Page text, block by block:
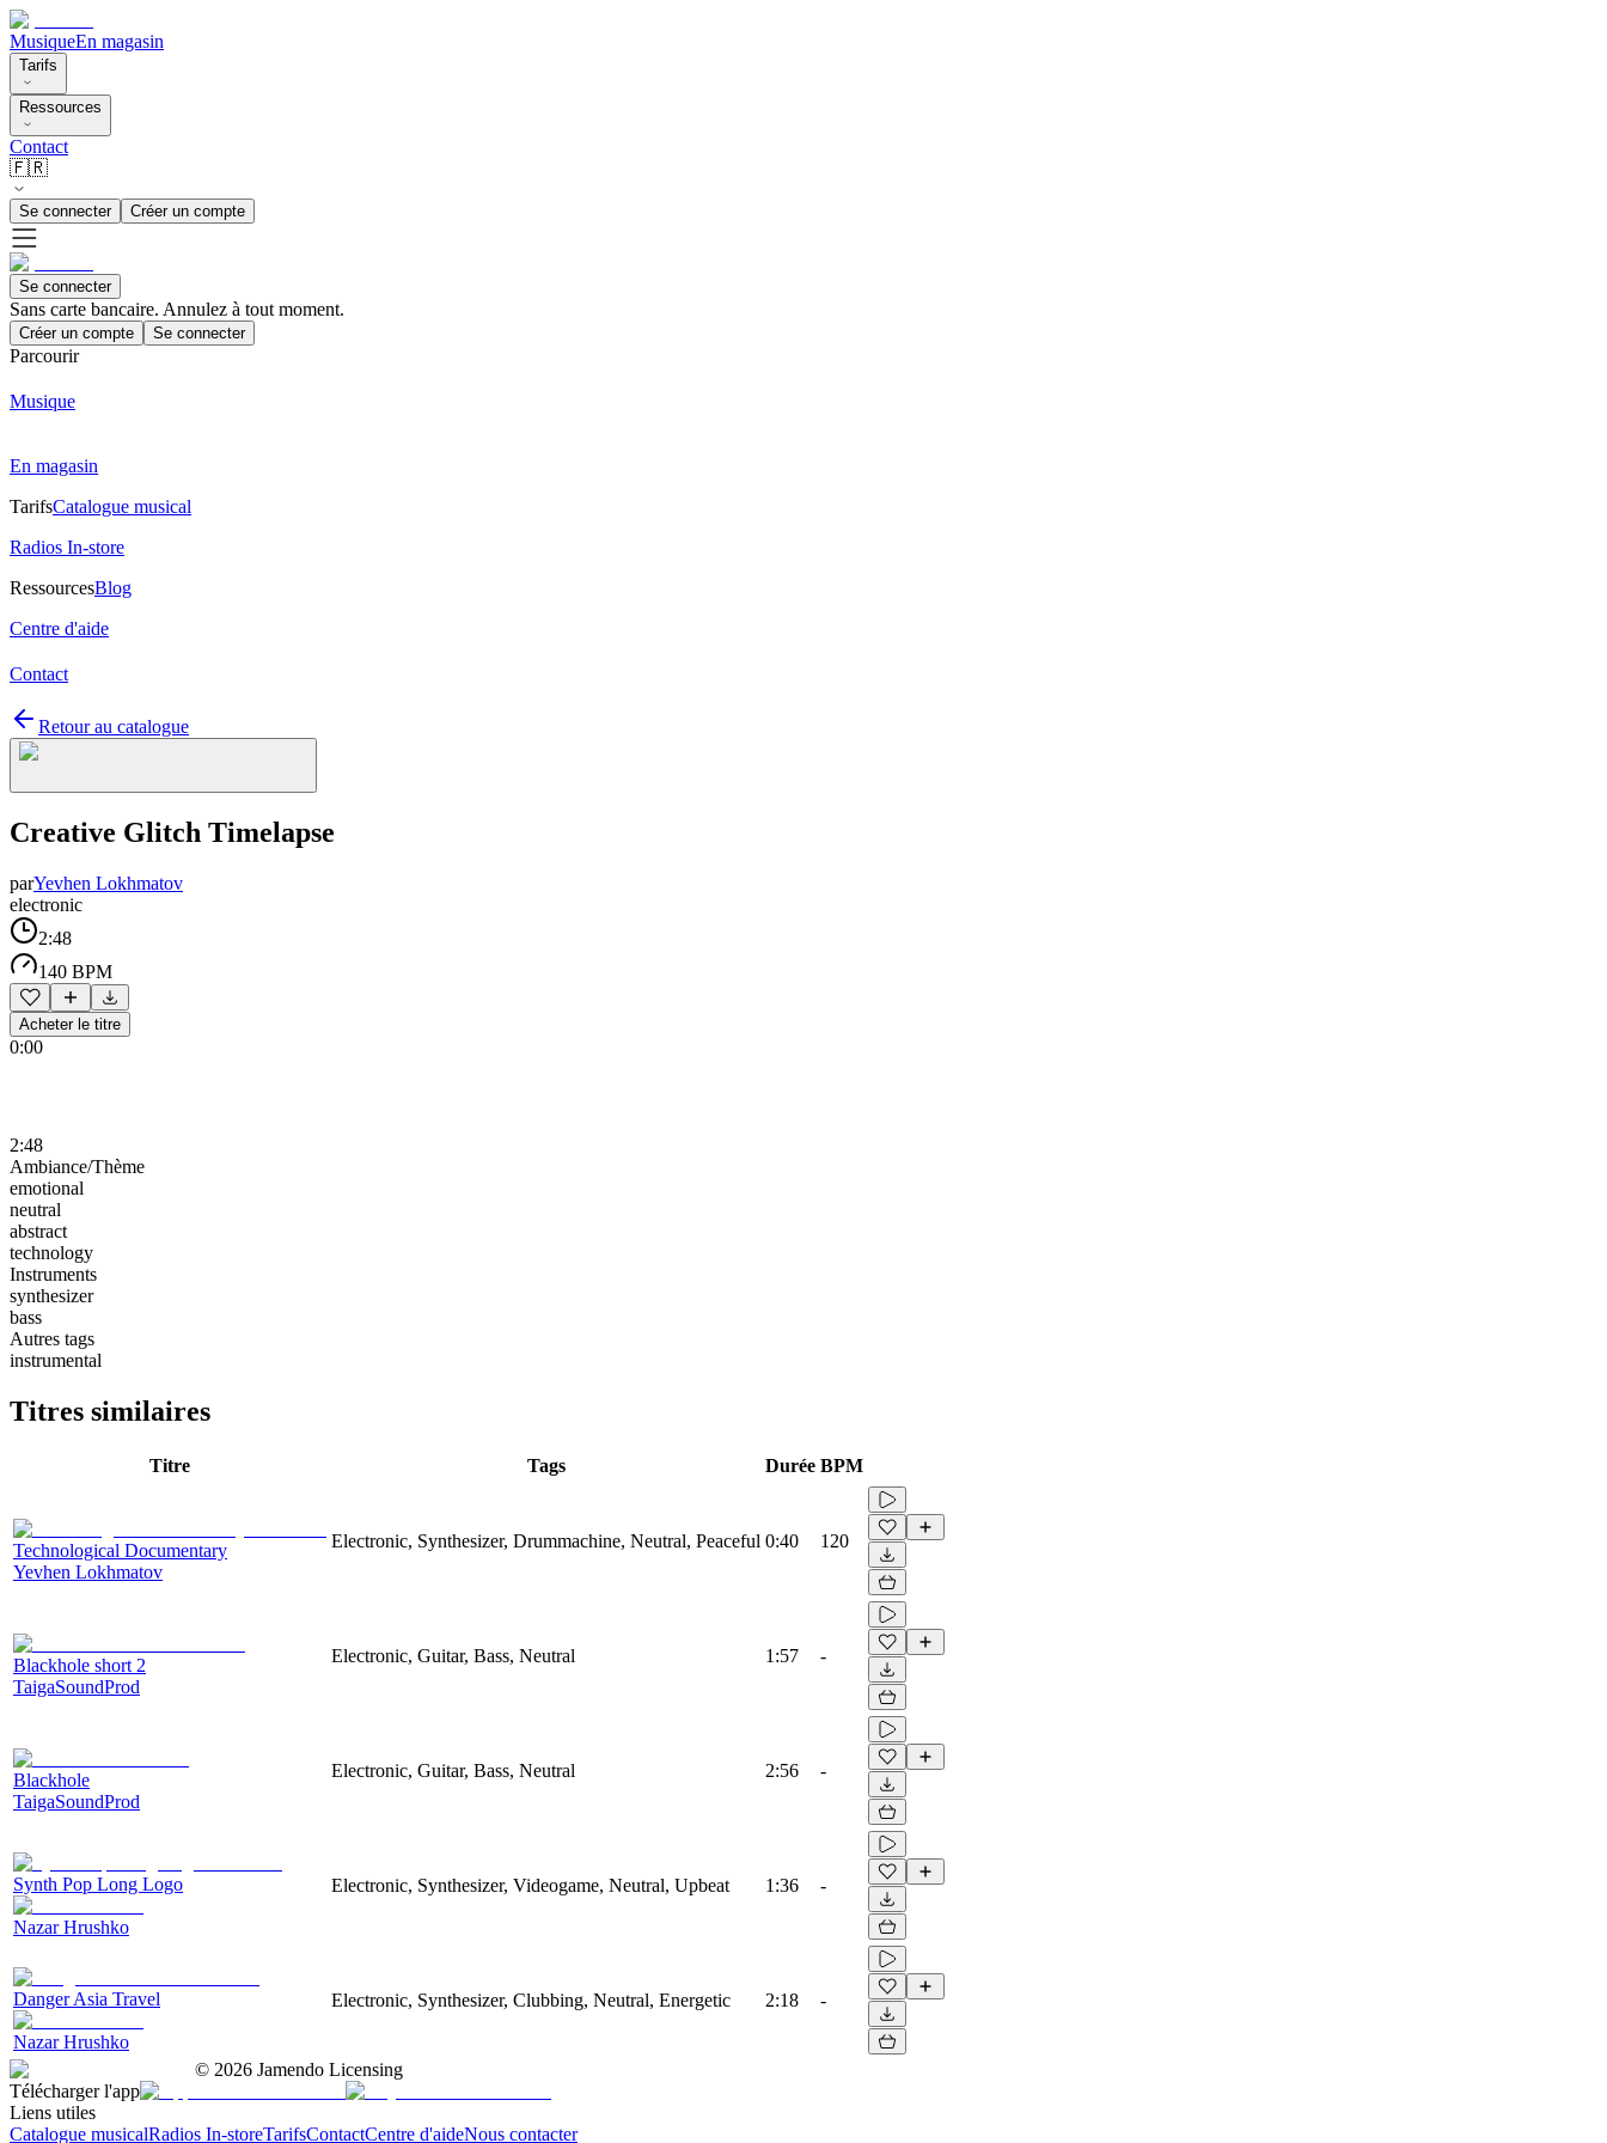
MusiqueEn magasin
Tarifs
Ressources
Contact
🇫🇷
Se connecter Créer un compte
Se connecter
Sans carte bancaire. Annulez à tout moment.
Créer un compte Se connecter
Parcourir
Musique
En magasin
TarifsCatalogue musical
Radios In-store
RessourcesBlog
Centre d'aide
Contact
Retour au catalogue
Creative Glitch Timelapse
parYevhen Lokhmatov
electronic
2:48
140 BPM
Acheter le titre
0:00
2:48
Ambiance/Thème
emotional
neutral
abstract
technology
Instruments
synthesizer
bass
Autres tags
instrumental
Titres similaires
Titre Tags Durée BPM
Technological Documentary
Yevhen Lokhmatov
Electronic, Synthesizer, Drummachine, Neutral, Peaceful 0:40 120
Blackhole short 2
TaigaSoundProd
Electronic, Guitar, Bass, Neutral 1:57 -
Blackhole
TaigaSoundProd
Electronic, Guitar, Bass, Neutral 2:56 -
Synth Pop Long Logo
Nazar Hrushko
Electronic, Synthesizer, Videogame, Neutral, Upbeat 1:36 -
Danger Asia Travel
Nazar Hrushko
Electronic, Synthesizer, Clubbing, Neutral, Energetic 2:18 -
© 2026 Jamendo Licensing
Télécharger l'app
Liens utiles
Catalogue musicalRadios In-storeTarifsContactCentre d'aideNous contacter